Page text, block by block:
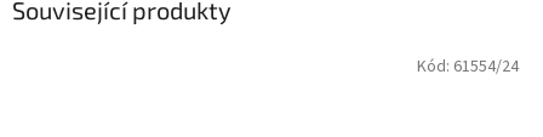
Související produkty
Kód: 61554/24